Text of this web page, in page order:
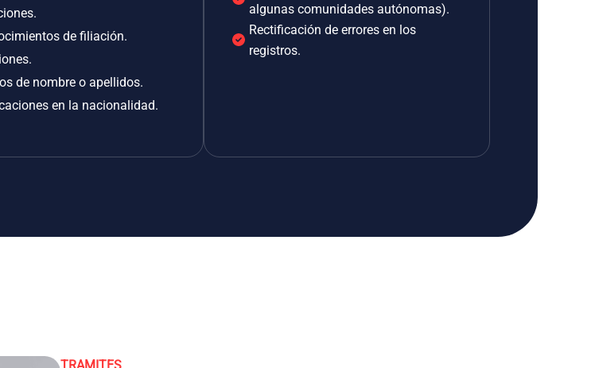
de filiación.
de nombre o apellidos.
en la nacionalidad.
algunas comunidades autónomas).
Rectificación de errores en los
registros.